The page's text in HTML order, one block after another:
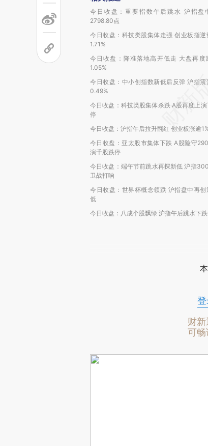
今日收盘：重要指数午后跳水 沪指盘
2798.80点
今日收盘：科技类股集体走强 创业板指逆
1.71%
今日收盘：降准落地高开低走 大盘再度
1.05%
今日收盘：中小创指数新低后反弹 沪指震
0.49%
今日收盘：科技类股集体杀跌 A股再度上演
停
今日收盘：沪指午后拉升翻红 创业板涨逾
今日收盘：亚太股市集体下跌 A股险守
演千股跌停
今日收盘：端午节前跳水再探新低 沪指
卫战打响
今日收盘：世界杯概念领跌 沪指盘中再创
低
今日收盘：八成个股飘绿 沪指午后跳水下
财新
可畅